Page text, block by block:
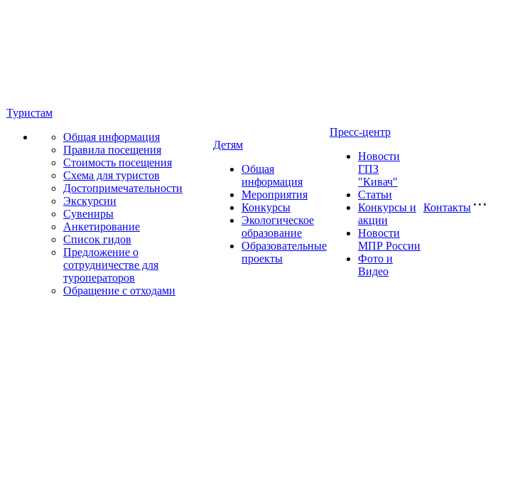
Туристам
Общая информация
Правила посещения
Стоимость посещения
Схема для туристов
Достопримечательности
Экскурсии
Сувениры
Анкетирование
Список гидов
Предложение о
сотрудничестве для
туроператоров
Обращение с отходами
Детям
Общая
информация
Мероприятия
Конкурсы
Экологическое
образование
Образовательные
проекты
Пресс-центр
Новости
ГПЗ
"Кивач"
Статьи
Конкурсы и
акции
Новости
МПР России
Фото и
Видео
Контакты